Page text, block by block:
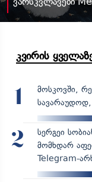
კვირის
1
მოსკოვში,
2
სერგეი
მომხდარ
Telegram-